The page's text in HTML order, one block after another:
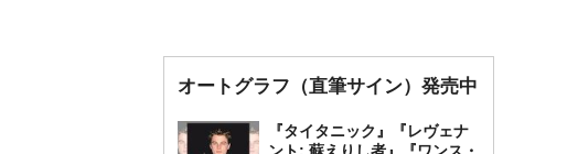
オートグラフ（直筆サイン）発売中
『タイタニック』『レヴェナ
ント: 蘇えりし者』『ワンス・